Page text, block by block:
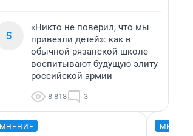
5
«Никто не поверил, что мы
привезли детей»: как в
обычной рязанской школе
воспитывают будущую элиту
российской армии
8 818 3
МНЕНИЕ